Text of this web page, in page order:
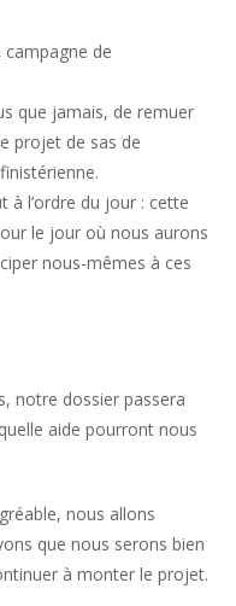
campagne de
que jamais, de remuer
projet de sas de
à l’ordre du jour : cette
le jour où nous aurons
nous-mêmes à ces
notre dossier passera
aide pourront nous
nous allons
que nous serons bien
à monter le projet.